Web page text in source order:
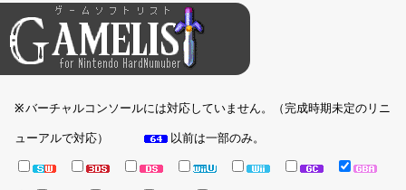
※バーチャルコンソールには対応していません。（完成時期未定のリニ
ューアルで対応） 以前は一部のみ。